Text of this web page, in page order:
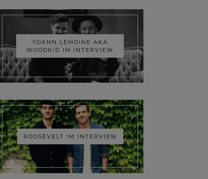
YOANN LEMOINE AKA
WOODKID IM INTERVIEW
ROOSEVELT IM INTERVIEW